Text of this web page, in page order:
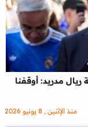
ريال مدريد: أوقفنا
منذ الإثنين , 8 يونيو 2026